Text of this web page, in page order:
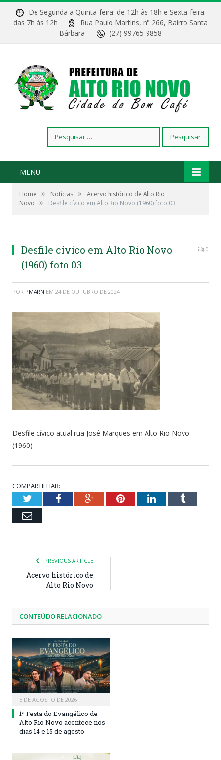
De Segunda a Quinta-feira: de 12h às 18h e Sexta-feira:
das 7h às 12h
Rua Paulo Martins, n° 266, Bairro Santa
Bárbara
(27) 99765-9858
por:
MENU
Home » Notícias »
Acervo histórico de Alto Rio
Novo
» Desfile cívico em Alto Rio Novo (1960) foto 03
Desfile cívico em Alto Rio Novo
(1960) foto 03
0
POR PMARN EM 24 DE OUTUBRO DE 2024
Desfile cívico atual rua José Marques em Alto Rio Novo
(1960)
COMPARTILHAR:
TwitterFacebookGoogle+PinterestLinkedInTumblr
Email
PREVIOUS ARTICLE
Acervo histórico de
Alto Rio Novo
CONTEÚDO RELACIONADO
5 DE AGOSTO DE 2026
1ª Festa do Evangélico de
Alto Rio Novo acontece nos
dias 14 e 15 de agosto